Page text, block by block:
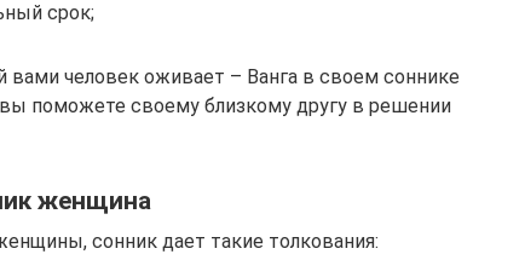
срок;
вами человек оживает – Ванга в своем соннике
поможете своему близкому другу в решении
женщина
сонник дает такие толкования: